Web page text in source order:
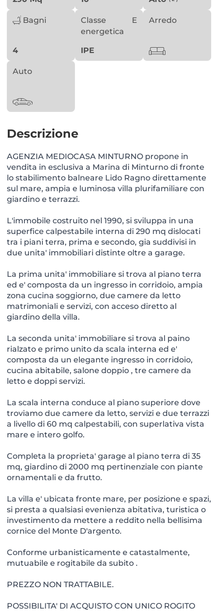
Bagni
4
Classe
E
energetica
IPE
Arredo
Auto
Descrizione
AGENZIA MEDIOCASA MINTURNO propone in
vendita in esclusiva a Marina di Minturno di fronte
lo stabilimento balneare Lido Ragno direttamente
sul mare, ampia e luminosa villa plurifamiliare con
giardino e terrazzi.
L'immobile costruito nel 1990, si sviluppa in una
superfice calpestabile interna di 290 mq dislocati
tra i piani terra, prima e secondo, gia suddivisi in
due unita' immobiliari distinte oltre a garage.
La prima unita' immobiliare si trova al piano terra
ed e' composta da un ingresso in corridoio, ampia
zona cucina soggiorno, due camere da letto
matrimoniali e servizi, con acceso diretto al
giardino della villa.
La seconda unita' immobiliare si trova al paino
rialzato e primo unito da scala interna ed e'
composta da un elegante ingresso in corridoio,
cucina abitabile, salone doppio , tre camere da
letto e doppi servizi.
La scala interna conduce al piano superiore dove
troviamo due camere da letto, servizi e due terrazzi
a livello di 60 mq calpestabili, con superlativa vista
mare e intero golfo.
Completa la proprieta' garage al piano terra di 35
mq, giardino di 2000 mq pertinenziale con piante
ornamentali e da frutto.
La villa e' ubicata fronte mare, per posizione e spazi,
si presta a qualsiasi evenienza abitativa, turistica o
investimento da mettere a reddito nella bellisima
cornice del Monte D'argento.
Conforme urbanisticamente e catastalmente,
mutuabile e rogitabile da subito .
PREZZO NON TRATTABILE.
POSSIBILITA' DI ACQUISTO CON UNICO ROGITO